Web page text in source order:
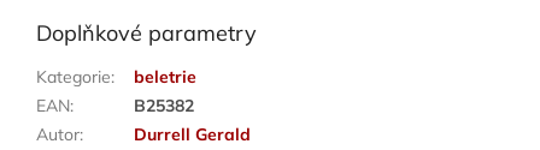
Doplňkové parametry
Kategorie:
beletrie
EAN:
B25382
Autor:
Durrell Gerald